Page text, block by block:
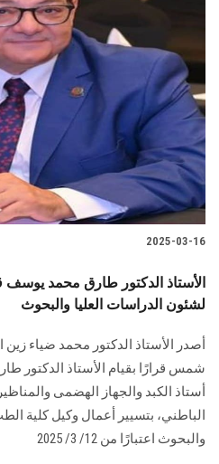
2025-03-16
الأستاذ الدكتور طارق محمد يوسف
لشئون الدراسات العليا والبحوث
أصدر الأستاذ الدكتور محمد ضياء
شمس قرارًا بقيام الأستاذ الدكتور
أستاذ الكبد والجهاز الهضمى
الباطني، بتسيير أعمال وكيل كلية
والبحوث اعتبارًا من 12/ 3/ 2025